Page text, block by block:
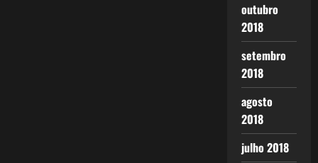
outubro
2018
setembro
2018
agosto
2018
julho 2018